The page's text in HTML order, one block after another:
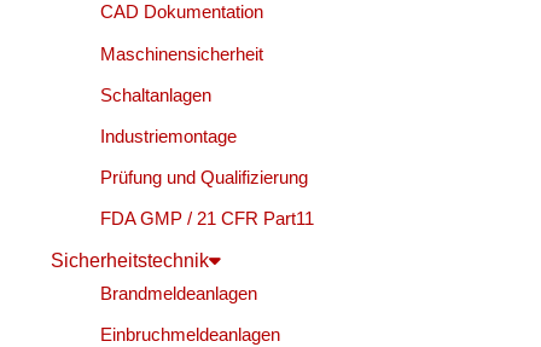
CAD Dokumentation
Maschinensicherheit
Schaltanlagen
Industriemontage
Prüfung und Qualifizierung
FDA GMP / 21 CFR Part11
Sicherheitstechnik
Brandmeldeanlagen
Einbruchmeldeanlagen